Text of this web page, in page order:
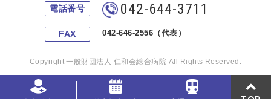
電話番号 042-644-3711
FAX 042-646-2556（代表）
Copyright 一般財団法人 仁和会総合病院 All Rights Reserved.